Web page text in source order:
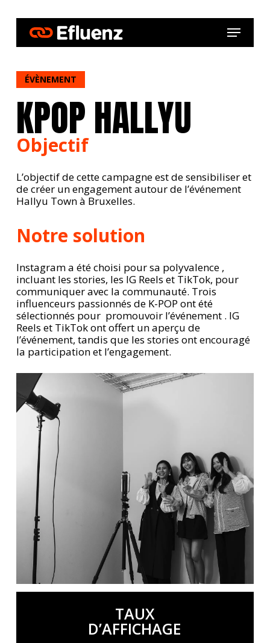
Menu
ÉVÈNEMENT
KPOP HALLYU
Objectif
L’objectif de cette campagne est de sensibiliser et
de créer un engagement autour de l’événement
Hallyu Town à Bruxelles.
Notre solution
Instagram a été choisi pour sa polyvalence ,
incluant les stories, les IG Reels et TikTok, pour
communiquer avec la communauté. Trois
influenceurs passionnés de K-POP ont été
sélectionnés pour promouvoir l’événement . IG
Reels et TikTok ont ​​offert un aperçu de
l’événement, tandis que les stories ont encouragé
la participation et l’engagement.
TAUX
D’AFFICHAGE